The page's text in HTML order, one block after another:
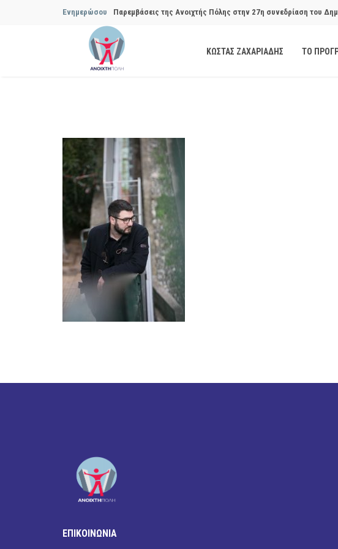
Ενημερώσου Παρεμβάσεις της Ανοιχτής Πόλης στην 27η συνεδρίαση του
Συμβουλίου του Δήμου…
Παρεμβάσεις της Ανοιχτής Πόλης στην 29η συνεδρίαση του
Θεσμική θωράκιση των εγκύων αιρετών μετά από την παρέμβαση
Πόλης
Να αποκατασταθεί με εγγυήσεις, διαφάνεια και δημοσιότητα το
ασφάλειας στην Κυψέλη
ΚΩΣΤΑΣ ΖΑΧΑΡΙΑΔΗΣ ΤΟ
ΕΠΙΚΟΙΝΩΝΙΑ